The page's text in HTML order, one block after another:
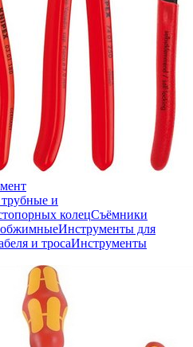
и
колецСъёмники
Инструменты для
и тросаИнструменты